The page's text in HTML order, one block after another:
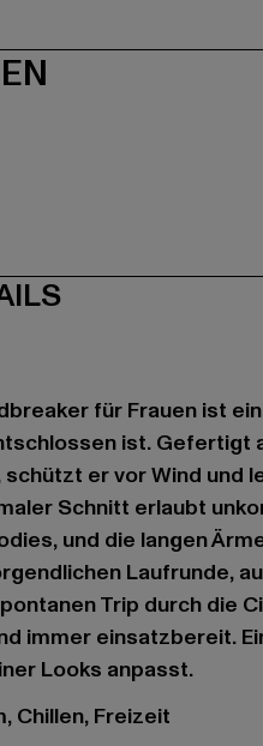
für Frauen ist
ist. Gefertigt
er vor Wind und
Schnitt erlaubt
und die langen
Laufrunde,
Trip durch die
immer einsatzbereit.
Looks anpasst.
Chillen, Freizeit